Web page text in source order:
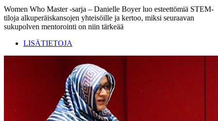
Women Who Master -sarja – Danielle Boyer luo esteettömiä STEM-
tiloja alkuperäiskansojen yhteisöille ja kertoo, miksi seuraavan
sukupolven mentorointi on niin tärkeää
LISÄTIETOJA